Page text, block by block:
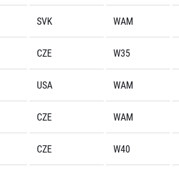
SVK WAM
CZE W35
USA WAM
CZE WAM
CZE W40